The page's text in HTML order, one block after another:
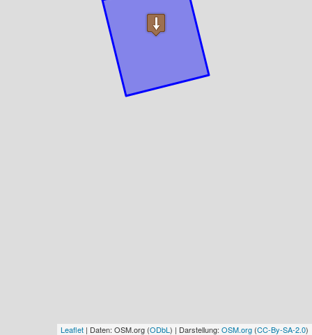
Leaflet | Daten: OSM.org (ODbL ) | Darstellung: OSM.org (CC-By-SA-2.0)